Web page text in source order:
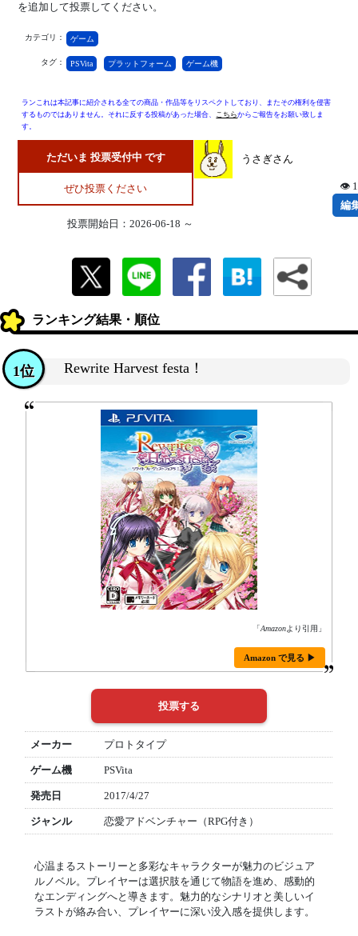
を追加して投票してください。
カテゴリ： ゲーム
タグ： PSVita プラットフォーム ゲーム機
ランこれは本記事に紹介される全ての商品・作品等をリスペクトしており、またその権利を侵害
するものではありません。それに反する投稿があった場合、 こちらからご報告をお願い致しま
す。
ただいま 投票受付中 です
ぜひ投票ください
投票開始日：2026-06-18 ～
うさぎさん
👁
編
ランキング結果・順位
Rewrite Harvest festa！
1位
「Amazonより引用」
Amazon で見る ▶
メーカー プロトタイプ
ゲーム機 PSVita
発売日 2017/4/27
ジャンル 恋愛アドベンチャー（RPG付き）
心温まるストーリーと多彩なキャラクターが魅力のビジュア
ルノベル。プレイヤーは選択肢を通じて物語を進め、感動的
なエンディングへと導きます。魅力的なシナリオと美しいイ
ラストが絡み合い、プレイヤーに深い没入感を提供します。